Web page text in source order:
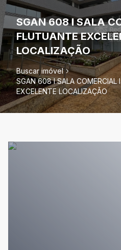
SGAN 608 I SALA
FLUTUANTE
LOCALIZAÇÃO
Buscar imóvel
SGAN 608 I SALA COMERCIAL
EXCELENTE LOCALIZAÇÃO